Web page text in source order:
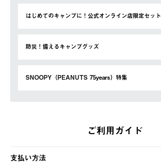
はじめてのキャンプに！公式オンライン店限定セット
防災！備えるキャンプグッズ
SNOOPY（PEANUTS 75years）特集
ご利用ガイド
支払い方法